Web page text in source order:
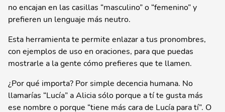
no encajan en las casillas “masculino” o “femenino” y
prefieren un lenguaje más neutro.
Esta herramienta te permite enlazar a tus pronombres,
con ejemplos de uso en oraciones, para que puedas
mostrarle a la gente cómo prefieres que te llamen.
¿Por qué importa? Por simple decencia humana. No
llamarías “Lucía” a Alicia sólo porque a tí te gusta más
ese nombre o porque “tiene más cara de Lucía para tí”. O